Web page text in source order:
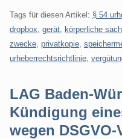
Tags für diesen Artikel: § 54
dropbox gerät körperliche
zwecke privatkopie
urheberrechtsrichtlinie
LAG Baden-
Kündigung
wegen